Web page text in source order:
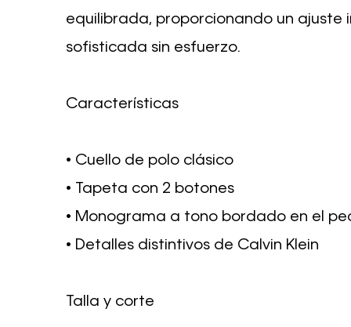
equilibrada, proporcionando un
sofisticada sin esfuerzo.
Características
• Cuello de polo clásico
• Tapeta con 2 botones
• Monograma a tono bordado en el
• Detalles distintivos de Calvin Klein
Talla y corte